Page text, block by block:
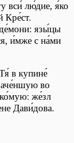
вси́ лю́дие, я́ко
Кре́ст.
язы́цы
и́мже с на́ми
в купине́
во
же́зл
Дави́дова.